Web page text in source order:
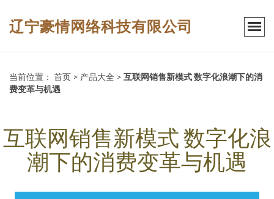
辽宁豪情网络科技有限公司
当前位置： 首页 > 产品大全 > 互联网销售新模式 数字化浪潮下的消
费变革与机遇
互联网销售新模式 数字化浪
潮下的消费变革与机遇